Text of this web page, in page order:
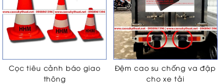
Cọc tiêu cảnh báo giao
thông
Đệm cao su chống va đập
cho xe tải